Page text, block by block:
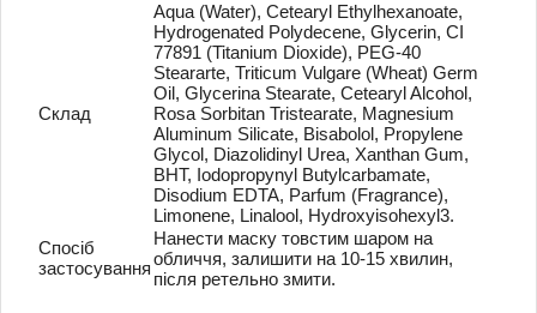
Склад
Aqua (Water), Cetearyl Ethylhexanoate,
Hydrogenated Polydecene, Glycerin, CI
77891 (Titanium Dioxide), PEG-40
Steararte, Triticum Vulgare (Wheat) Germ
Oil, Glycerina Stearate, Cetearyl Alcohol,
Rosa Sorbitan Tristearate, Magnesium
Aluminum Silicate, Bisabolol, Propylene
Glycol, Diazolidinyl Urea, Xanthan Gum,
BHT, Iodopropynyl Butylcarbamate,
Disodium EDTA, Parfum (Fragrance),
Limonene, Linalool, Hydroxyisohexyl3.
Спосіб
застосування
Нанести маску товстим шаром на
обличчя, залишити на 10-15 хвилин,
після ретельно змити.